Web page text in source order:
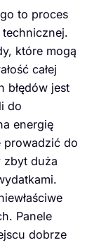
to proces
które mogą
całej
błędów jest
do
energię
prowadzić do
zbyt duża
Panele
dobrze